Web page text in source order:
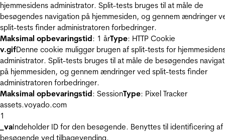
hjemmesidens administrator. Split-tests bruges til at måle de
besøgendes navigation på hjemmesiden, og gennem ændringer
split-tests finder administratoren forbedringer.
Maksimal opbevaringstid: 1 årType: HTTP Cookie
v.gifDenne cookie muliggør brugen af split-tests for
administrator. Split-tests bruges til at måle de besøgendes
på hjemmesiden, og gennem ændringer ved split-tests finder
administratoren forbedringer.
Maksimal opbevaringstid: SessionType: Pixel Tracker
assets.voyado.com
1
_vaIndeholder ID for den besøgende. Benyttes til identificering af
besøgende ved tilbagevending.